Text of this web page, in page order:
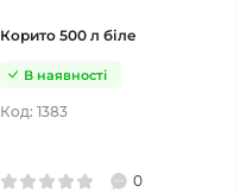
Корито 500 л біле
Код: 1383
В наявності
0